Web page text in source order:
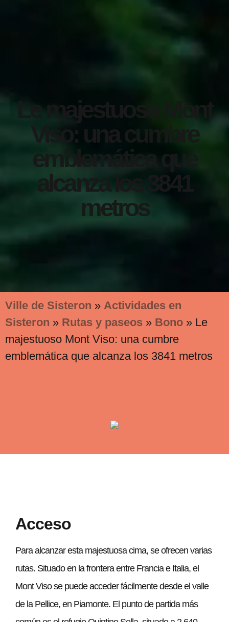
Le majestuoso Mont
Viso: una cumbre
emblemática que
alcanza los 3841
metros
Ville de Sisteron » Actividades en
Sisteron » Rutas y paseos » Bono » Le
majestuoso Mont Viso: una cumbre
emblemática que alcanza los 3841 metros
Acceso
Para alcanzar esta majestuosa cima, se ofrecen varias
rutas. Situado en la frontera entre Francia e Italia, el
Mont Viso se puede acceder fácilmente desde el valle
de la Pellice, en Piamonte. El punto de partida más